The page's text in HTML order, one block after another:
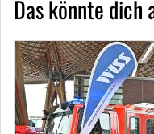
Das könnte dich